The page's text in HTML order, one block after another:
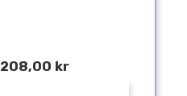
208,00 kr